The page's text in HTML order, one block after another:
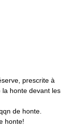
prescrite à
la honte devant les
de honte.
honte!